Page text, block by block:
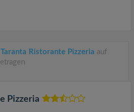
Taranta Ristorante Pizzeria auf
Pizzeria